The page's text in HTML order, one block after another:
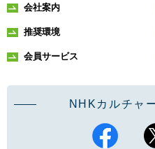
会社案内
推奨環境
会員サービス
NHKカルチャ